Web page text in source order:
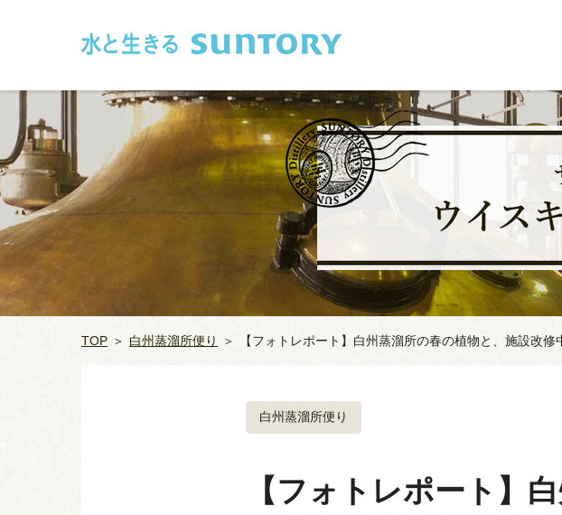
TOP ＞ 白州蒸溜所便り ＞ 【フォトレポート】白州蒸溜所の春の植物と、施設改修
白州蒸溜所便り
【フォトレポート】